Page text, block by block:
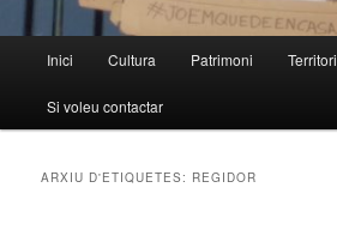
principal
Inici Cultura Patrimoni Territori
Si voleu contactar
ARXIU D'ETIQUETES: REGIDOR